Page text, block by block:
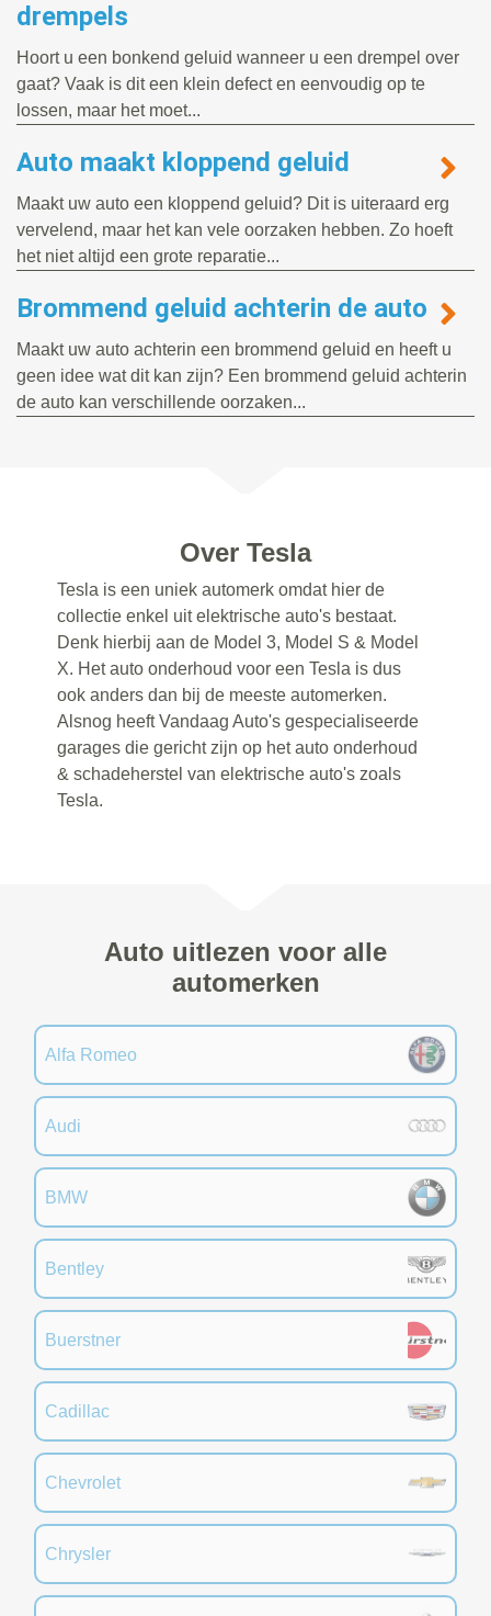
drempels
Hoort u een bonkend geluid wanneer u een drempel over
gaat? Vaak is dit een klein defect en eenvoudig op te
lossen, maar het moet...
Auto maakt kloppend geluid
Maakt uw auto een kloppend geluid? Dit is uiteraard erg
vervelend, maar het kan vele oorzaken hebben. Zo hoeft
het niet altijd een grote reparatie...
Brommend geluid achterin de auto
Maakt uw auto achterin een brommend geluid en heeft u
geen idee wat dit kan zijn? Een brommend geluid achterin
de auto kan verschillende oorzaken...
Over Tesla
Tesla is een uniek automerk omdat hier de
collectie enkel uit elektrische auto's bestaat.
Denk hierbij aan de Model 3, Model S & Model
X. Het auto onderhoud voor een Tesla is dus
ook anders dan bij de meeste automerken.
Alsnog heeft Vandaag Auto's gespecialiseerde
garages die gericht zijn op het auto onderhoud
& schadeherstel van elektrische auto's zoals
Tesla.
Auto uitlezen voor alle
automerken
Alfa Romeo
Audi
BMW
Bentley
Buerstner
Cadillac
Chevrolet
Chrysler